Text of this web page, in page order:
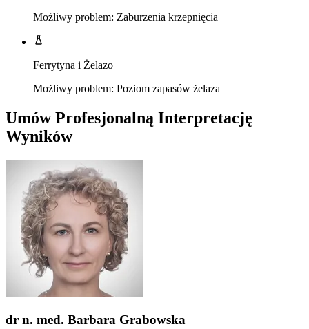
Możliwy problem: Zaburzenia krzepnięcia
Ferrytyna i Żelazo
Możliwy problem: Poziom zapasów żelaza
Umów Profesjonalną Interpretację
Wyników
dr n. med. Barbara Grabowska